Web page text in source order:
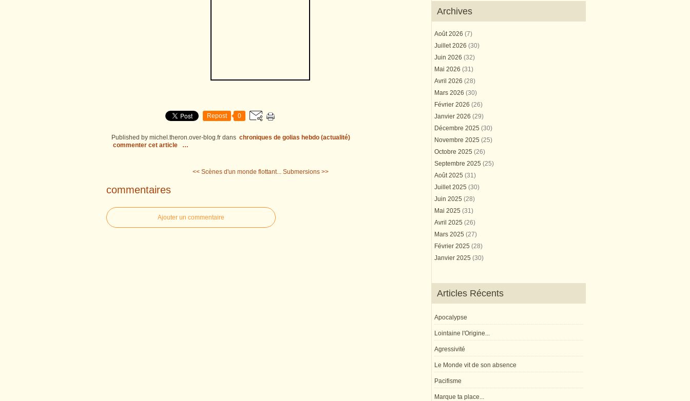
Repost 0
Published by michel.theron.over-blog.fr dans chroniques de golias hebdo (actualité)
commenter cet article
…
<< Scènes d'un monde flottant... Submersions >>
commentaires
Ajouter un commentaire
Archives
Août 2026 (7)
Juillet 2026 (30)
Juin 2026 (32)
Mai 2026 (31)
Avril 2026 (28)
Mars 2026 (30)
Février 2026 (26)
Janvier 2026 (29)
Décembre 2025 (30)
Novembre 2025 (25)
Octobre 2025 (26)
Septembre 2025 (25)
Août 2025 (31)
Juillet 2025 (30)
Juin 2025 (28)
Mai 2025 (31)
Avril 2025 (26)
Mars 2025 (27)
Février 2025 (28)
Janvier 2025 (30)
Articles Récents
Apocalypse
Lointaine l'Origine...
Agressivité
Le Monde vit de son absence
Pacifisme
Marque ta place...